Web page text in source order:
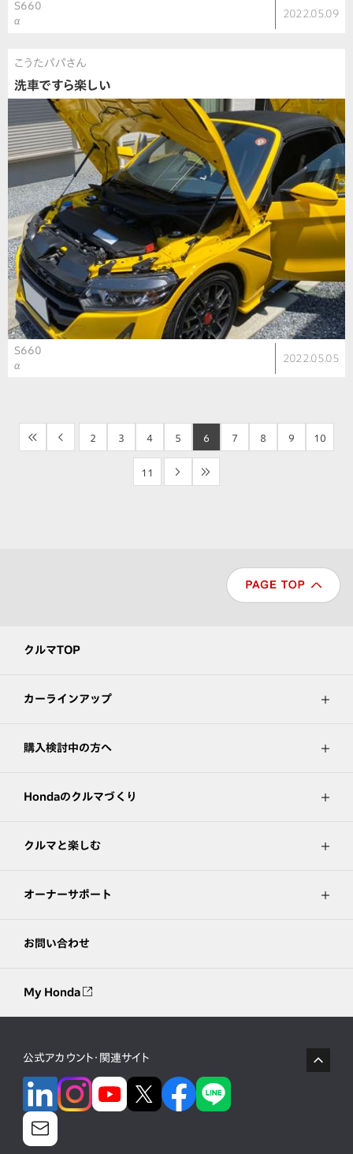
S660
α
2022.05.09
こうたパパさん
洗車ですら楽しい
S660
α
2022.05.05
<< < 2 3 4 5 6 7 8 9 10
11 > >>
クルマTOP
カーラインアップ
購入検討中の方へ
Hondaのクルマづくり
クルマと楽しむ
オーナーサポート
お問い合わせ
My Honda
公式アカウント・関連サイト